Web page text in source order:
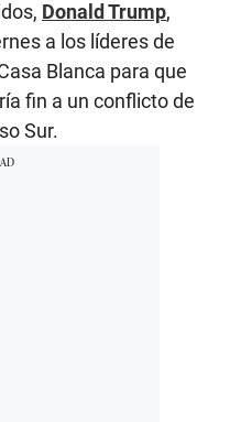
Donald Trump,
a los líderes de
Blanca para que
fin a un conflicto de
Sur.